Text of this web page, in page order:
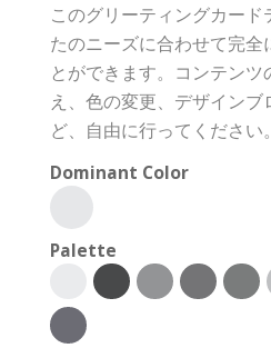
このグリーティングカー
たのニーズに合わせて完全
とができます。コンテン
え、色の変更、デザイン
ど、自由に行ってください。
Dominant Color
Palette